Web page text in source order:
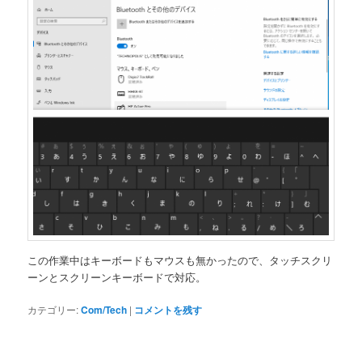
この作業中はキーボードもマウスも無かったので、タッチスクリ
ーンとスクリーンキーボードで対応。
カテゴリー:Com/Tech | コメントを残す